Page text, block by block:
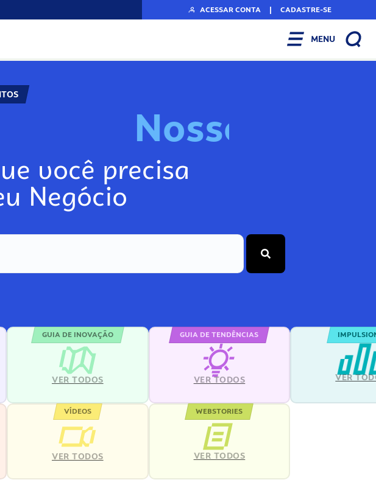
ACESSAR CONTA | CADASTRE-SE
MENU
No
você precisa
Negócio
GUIA DE INOVAÇÃO
VER TODOS
GUIA DE TENDÊNCIAS
VER TODOS VER
VÍDEOS
VER TODOS
WEBSTORIES
VER TODOS